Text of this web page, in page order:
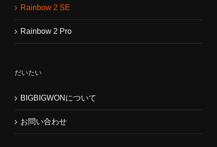
Rainbow 2 SE
Rainbow 2 Pro
だいたい
BIGBIGWONについて
お問い合わせ